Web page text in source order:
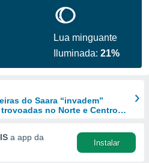
Lua minguante
Iluminada:21%
do Saara “invadem”
no Norte e Centro
a app da
Instalar